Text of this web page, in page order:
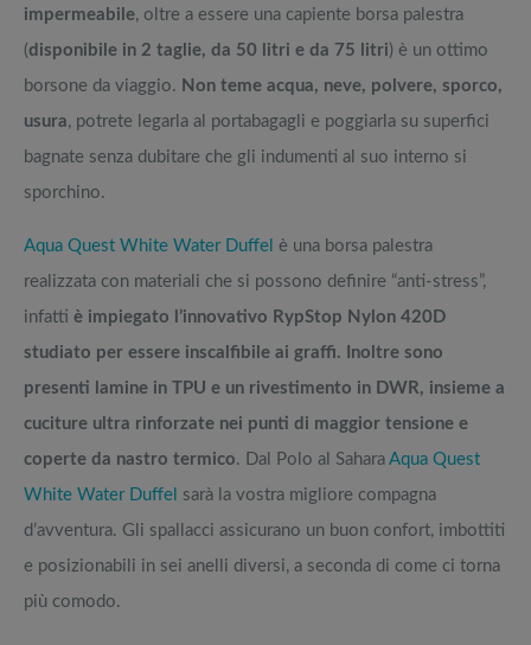
impermeabile, oltre a essere una capiente borsa palestra
(disponibile in 2 taglie, da 50 litri e da 75 litri) è un ottimo
borsone da viaggio. Non teme acqua, neve, polvere, sporco,
usura, potrete legarla al portabagagli e poggiarla su superfici
bagnate senza dubitare che gli indumenti al suo interno si
sporchino.
Aqua Quest White Water Duffel è una borsa palestra
realizzata con materiali che si possono definire “anti-stress”,
infatti è impiegato l’innovativo RypStop Nylon 420D
studiato per essere inscalfibile ai graffi. Inoltre sono
presenti lamine in TPU e un rivestimento in DWR, insieme a
cuciture ultra rinforzate nei punti di maggior tensione e
coperte da nastro termico. Dal Polo al Sahara Aqua Quest
White Water Duffel sarà la vostra migliore compagna
d’avventura. Gli spallacci assicurano un buon confort, imbottiti
e posizionabili in sei anelli diversi, a seconda di come ci torna
più comodo.